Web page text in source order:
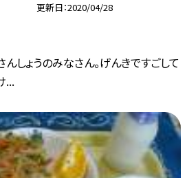
更新日 2020/04/28
しょうのみなさん。げんきですごして
...